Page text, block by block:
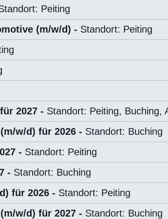
Peiting
(m/w/d) - Standort: Peiting
2027 - Standort: Peiting, Buching,
w/d) für 2026 - Standort: Buching
- Standort: Peiting
- Standort: Buching
für 2026 - Standort: Peiting
w/d) für 2027 - Standort: Buching